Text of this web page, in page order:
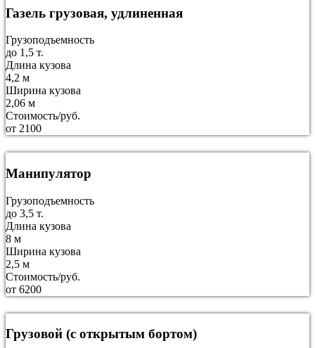
Газель грузовая, удлиненная
Грузоподъемность
до 1,5 т.
Длина кузова
4,2 м
Ширина кузова
2,06 м
Стоимость/руб.
от 2100
Манипулятор
Грузоподъемность
до 3,5 т.
Длина кузова
8 м
Ширина кузова
2,5 м
Стоимость/руб.
от 6200
Грузовой (с открытым бортом)